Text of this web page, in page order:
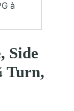
à
Side
Turn,